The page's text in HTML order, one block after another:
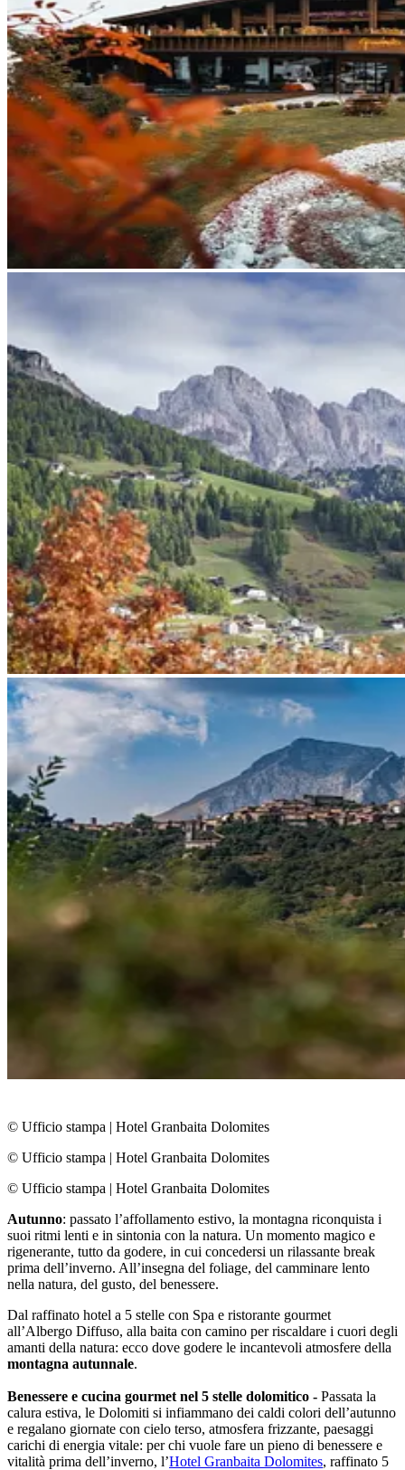
© Ufficio stampa | Hotel Granbaita Dolomites
© Ufficio stampa | Hotel Granbaita Dolomites
© Ufficio stampa | Hotel Granbaita Dolomites
Autunno: passato l’affollamento estivo, la montagna riconquista i
suoi ritmi lenti e in sintonia con la natura. Un momento magico e
rigenerante, tutto da godere, in cui concedersi un rilassante break
prima dell’inverno. All’insegna del foliage, del camminare lento
nella natura, del gusto, del benessere.
Dal raffinato hotel a 5 stelle con Spa e ristorante gourmet
all’Albergo Diffuso, alla baita con camino per riscaldare i cuori degli
amanti della natura: ecco dove godere le incantevoli atmosfere della
montagna autunnale.
Benessere e cucina gourmet nel 5 stelle dolomitico - Passata la
calura estiva, le Dolomiti si infiammano dei caldi colori dell’autunno
e regalano giornate con cielo terso, atmosfera frizzante, paesaggi
carichi di energia vitale: per chi vuole fare un pieno di benessere e
vitalità prima dell’inverno, l’Hotel Granbaita Dolomites, raffinato 5